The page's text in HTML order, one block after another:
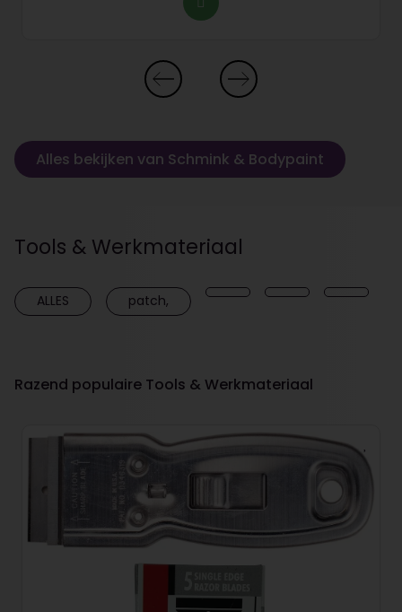
Alles bekijken van Schmink & Bodypaint
Tools & Werkmateriaal
ALLES patch,
Razend populaire Tools & Werkmateriaal